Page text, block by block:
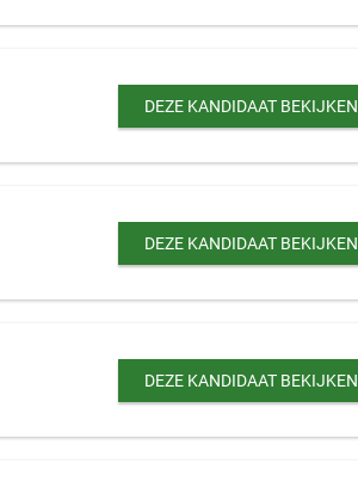
DEZE KANDIDAAT BEKIJKEN
DEZE KANDIDAAT BEKIJKEN
DEZE KANDIDAAT BEKIJKEN